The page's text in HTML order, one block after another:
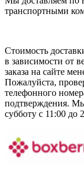
транспортными
Стоимость
в зависимости от
заказа на сайте
Пожалуйста,
телефонного
подтверждения.
субботу с 11:00 до